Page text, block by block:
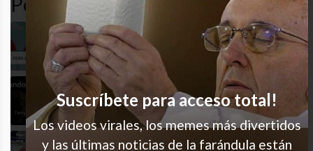
Qué sad
Hace raaato
Suscríbete para acceso total!
Los videos virales, los memes más divertidos
y las últimas noticias de la farándula están